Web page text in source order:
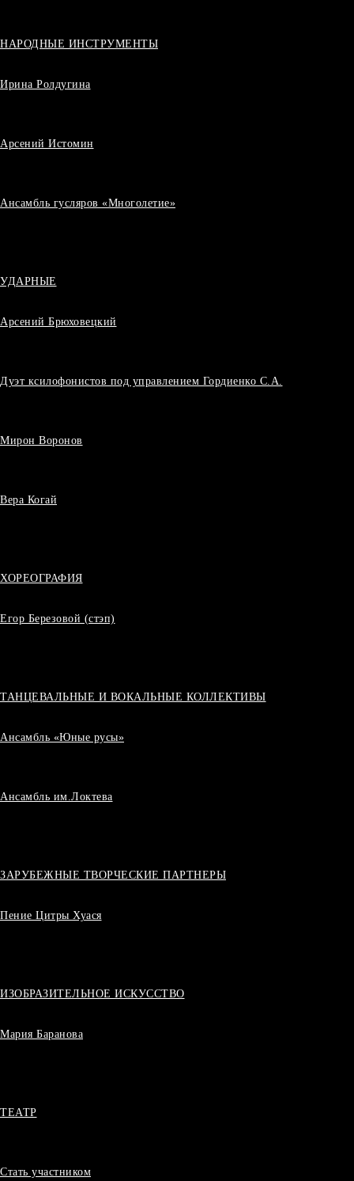
НАРОДНЫЕ ИНСТРУМЕНТЫ
Ирина Ролдугина
Арсений Истомин
Ансамбль гусляров «Многолетие»
УДАРНЫЕ
Арсений Брюховецкий
Дуэт ксилофонистов под управлением Гордиенко С.А.
Мирон Воронов
Вера Когай
ХОРЕОГРАФИЯ
Егор Березовой (стэп)
ТАНЦЕВАЛЬНЫЕ И ВОКАЛЬНЫЕ КОЛЛЕКТИВЫ
Ансамбль «Юные русы»
Ансамбль им.Локтева
ЗАРУБЕЖНЫЕ ТВОРЧЕСКИЕ ПАРТНЕРЫ
Пение Цитры Хуася
ИЗОБРАЗИТЕЛЬНОЕ ИСКУССТВО
Мария Баранова
ТЕАТР
Стать участником